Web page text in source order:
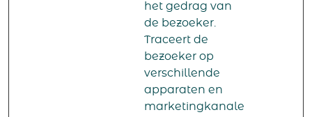
het gedrag van
de bezoeker.
Traceert de
bezoeker op
verschillende
apparaten en
marketingkanale